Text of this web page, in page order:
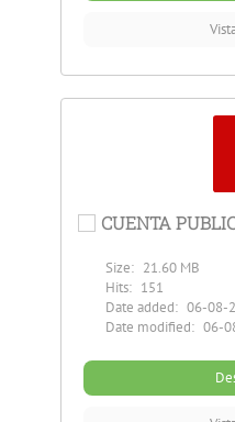
CUENTA
Size: 21.60 MB
Hits: 151
Date added: 06-08-
Date modified: 06-